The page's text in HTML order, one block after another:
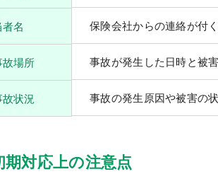
名 保険会社からの連絡が付
場所 事故が発生した日時と被
状況 事故の発生原因や被害の
対応上の注意点